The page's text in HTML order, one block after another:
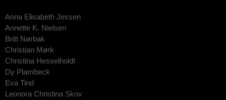
Anna Elisabeth Jessen
Annette K. Nielsen
Britt Nørbak
Christian Mørk
Christina Hesselholdt
Dy Plambeck
Eva Tind
Leonora Christina Skov